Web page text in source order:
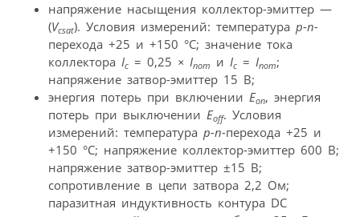
напряжение насыщения коллектор-эмиттер —
(Vcsat). Условия измерений: температура p-n-
перехода +25 и +150 °C; значение тока
коллектора Ic = 0,25 × Inom и Ic = Inom;
напряжение затвор-эмиттер 15 В;
энергия потерь при включении Eon, энергия
потерь при выключении Eoff. Условия
измерений: температура p-n-перехода +25 и
+150 °C; напряжение коллектор-эмиттер 600 В;
напряжение затвор-эмиттер ±15 В;
сопротивление в цепи затвора 2,2 Ом;
паразитная индуктивность контура DC